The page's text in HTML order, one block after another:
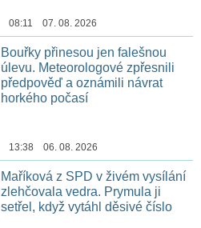
08:11 07. 08. 2026
Bouřky přinesou jen falešnou
úlevu. Meteorologové zpřesnili
předpověď a oznámili návrat
horkého počasí
13:38 06. 08. 2026
Maříková z SPD v živém vysílání
zlehčovala vedra. Prymula ji
setřel, když vytáhl děsivé číslo